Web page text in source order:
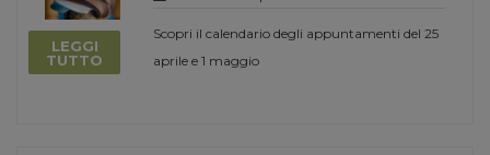
LEGGI
TUTTO
Scopri il calendario degli appuntamenti del 25
aprile e 1 maggio